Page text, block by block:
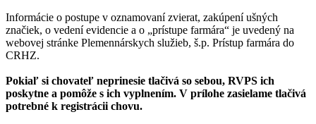
Informácie o postupe v oznamovaní zvierat, zakúpení ušných
značiek, o vedení evidencie a o „prístupe farmára“ je uvedený na
webovej stránke Plemennárskych služieb, š.p. Prístup farmára do
CRHZ.
Pokiaľ si chovateľ neprinesie tlačivá so sebou, RVPS ich
poskytne a pomôže s ich vyplnením. V prílohe zasielame tlačivá
potrebné k registrácii chovu.